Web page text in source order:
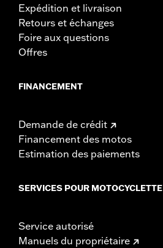
Expédition et livraison
Retours et échanges
Foire aux questions
Offres
FINANCEMENT
Demande de crédit
Financement des motos
Estimation des paiements
SERVICES POUR MOTOCYCLETTE
Service autorisé
Manuels du propriétaire